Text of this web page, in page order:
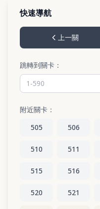
快速導航
上一關
跳轉到關卡：
附近關卡：
505
506
510 511
515 516
520 521